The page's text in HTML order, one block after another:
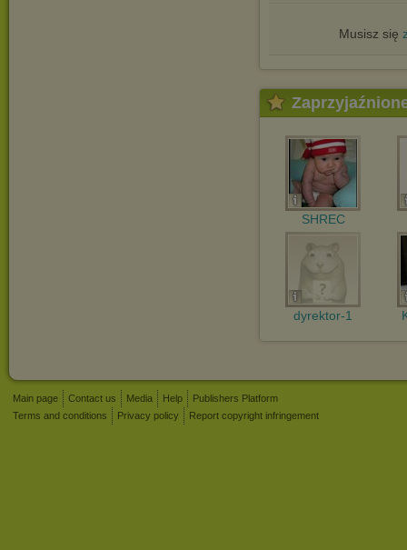
Musisz się
SHREC
dyrektor-1
Main page Contact us Media Help
Publishers Platform
Terms and conditions
Privacy policy Report copyright infringement